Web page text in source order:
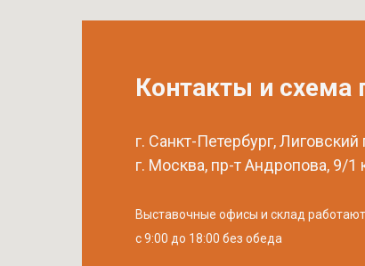
Контакты и схема
г. Санкт-Петербург, Лиговский
г. Москва, пр-т Андропова, 9/1
Выставочные офисы и склад
с 9:00 до 18:00 без обеда